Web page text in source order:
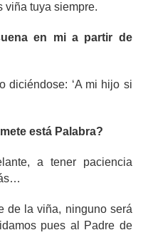
viña tuya siempre.
en mi a partir de
diciéndose: ‘A mi hijo si
está Palabra?
a tener paciencia
de la viña, ninguno será
pues al Padre de